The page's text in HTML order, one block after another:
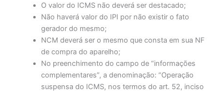
O valor do ICMS não deverá ser destacado;
Não haverá valor do IPI por não existir o fato
gerador do mesmo;
NCM deverá ser o mesmo que consta em sua NF
de compra do aparelho;
No preenchimento do campo de “informações
complementares”, a denominação: “Operação
suspensa do ICMS, nos termos do art. 52, inciso